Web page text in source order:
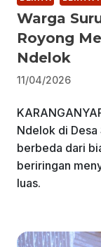
Warga
Royong
Ndelok
11/04/2026
Ndelok di Desa
berbeda dari
beriringan
luas.